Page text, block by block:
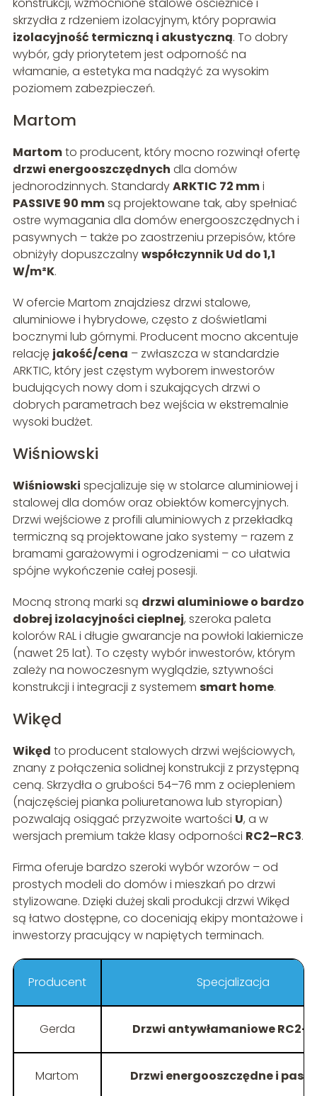
skrzydła z rdzeniem izolacyjnym, który poprawia
izolacyjność termiczną i akustyczną. To dobry
wybór, gdy priorytetem jest odporność na
włamanie, a estetyka ma nadążyć za wysokim
poziomem zabezpieczeń.
Martom
Martomto producent, który mocno rozwinął ofertę
drzwi energooszczędnych dla domów
jednorodzinnych. StandardyARKTIC 72 mmi
PASSIVE 90 mmsą projektowane tak, aby spełniać
ostre wymagania dla domów energooszczędnych i
pasywnych – także po zaostrzeniu przepisów, które
obniżyły dopuszczalnywspółczynnik Ud do 1,1
W/m²K.
W ofercie Martom znajdziesz drzwi stalowe,
aluminiowe i hybrydowe, często z doświetlami
bocznymi lub górnymi. Producent mocno akcentuje
relację jakość/cena – zwłaszcza w standardzie
ARKTIC, który jest częstym wyborem inwestorów
budujących nowy dom i szukających drzwi o
dobrych parametrach bez wejścia w ekstremalnie
wysoki budżet.
Wiśniowski
Wiśniowski specjalizuje się w stolarce aluminiowej i
stalowej dla domów oraz obiektów komercyjnych.
Drzwi wejściowe z profili aluminiowych z przekładką
termiczną są projektowane jako systemy – razem z
bramami garażowymi i ogrodzeniami – co ułatwia
spójne wykończenie całej posesji.
Mocną stroną marki są drzwi aluminiowe o bardzo
dobrej izolacyjności cieplnej, szeroka paleta
kolorów RAL i długie gwarancje na powłoki lakiernicze
(nawet 25 lat). To częsty wybór inwestorów, którym
zależy na nowoczesnym wyglądzie, sztywności
konstrukcji i integracji z systemem smart home.
Wikęd
Wikęd to producent stalowych drzwi wejściowych,
znany z połączenia solidnej konstrukcji z przystępną
ceną. Skrzydła o grubości 54–76 mm z ociepleniem
(najczęściej pianka poliuretanowa lub styropian)
pozwalają osiągać przyzwoite wartości U, a w
wersjach premium także klasy odporności RC2–RC3.
Firma oferuje bardzo szeroki wybór wzorów – od
prostych modeli do domów i mieszkań po drzwi
stylizowane. Dzięki dużej skali produkcji drzwi Wikęd
są łatwo dostępne, co doceniają ekipy montażowe i
inwestorzy pracujący w napiętych terminach.
Producent Specjalizacja
Gerda Drzwi antywłamaniowe
Martom Drzwi energooszczędne i